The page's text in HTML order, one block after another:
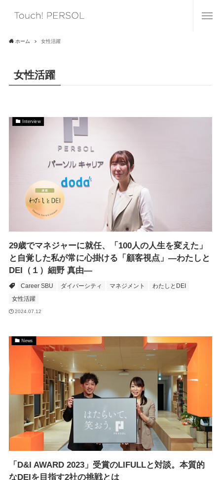
ホーム 女性活躍
女性活躍
Interview
29歳でマネジャーに就任、「100人の人生を変えた」
と自覚した私が常に心掛ける「顧客視点」―わたしと
DEI（１）細野 真由―
Career SBU ダイバーシティ マネジメント
わたしとDEI
女性活躍
2024.07.12
News
「D&I AWARD 2023」受賞のLIFULLと対談。本質的
なDEIを目指す2社の挑戦とは